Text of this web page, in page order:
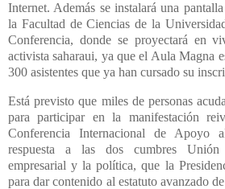
Internet. Además se instalará una
la Facultad de Ciencias de la
Conferencia, donde se proyectará en
activista saharaui, ya que el Aula Magna
300 asistentes que ya han cursado su
Está previsto que miles de personas
para participar en la manifestación
Conferencia Internacional de Apoyo
respuesta a las dos cumbres Unión
empresarial y la política, que la
para dar contenido al estatuto avanzado